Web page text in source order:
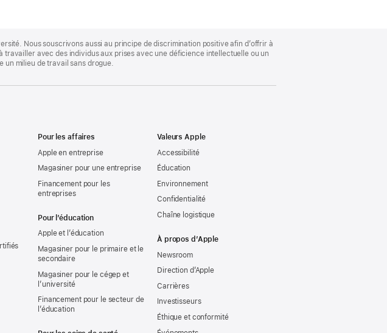
Nous souscrivons aussi au principe de discrimination positive afin d’offrir à
travailler avec des individus aux prises avec une déficience intellectuelle ou un
un milieu de travail sans drogue.
Pour les affaires
Apple en entreprise
Magasiner pour une entreprise
Financement pour les
entreprises
Pour l’éducation
Apple et l’éducation
Magasiner pour le primaire et le
secondaire
Magasiner pour le cégep et
l’université
Financement pour le secteur de
l’éducation
Valeurs Apple
Accessibilité
Éducation
Environnement
Confidentialité
Chaîne logistique
À propos d’Apple
Newsroom
Direction d’Apple
Carrières
Investisseurs
Éthique et conformité